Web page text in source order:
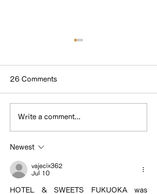
WEBメディア
26 Comments
Write a comment...
Newest
vajecix362
Jul 10
HOTEL & SWEETS FUKUOKA was